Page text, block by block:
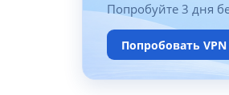
Попробуйте 3 дня
Попробовать VPN